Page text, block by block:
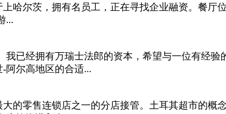
哈尔茨，拥有名员工，正在寻找企业融资。餐
...
已经拥有万瑞士法郎的资本，希望与一位有经
阿尔高地区的合适...
的零售连锁店之一的分店接管。土耳其超市的